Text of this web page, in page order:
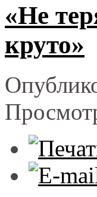
«Не
круто»